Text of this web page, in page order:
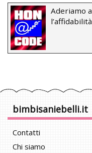
Aderiamo
bimbisaniebelli.it
Contatti
Chi siamo